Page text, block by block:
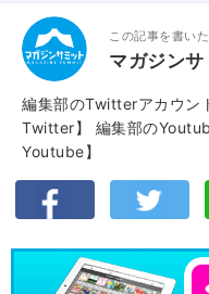
この記事を書いた
マガジン
編集部のTwitterアカウン
Twitter】
編集部の
Youtube】